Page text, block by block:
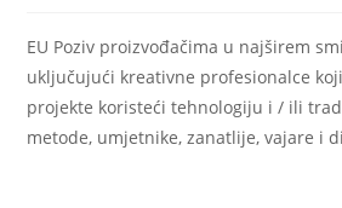
EU Poziv proizvođačima u najširem
uključujući kreativne profesionalce
projekte koristeći tehnologiju i / ili
metode, umjetnike, zanatlije, vajare i